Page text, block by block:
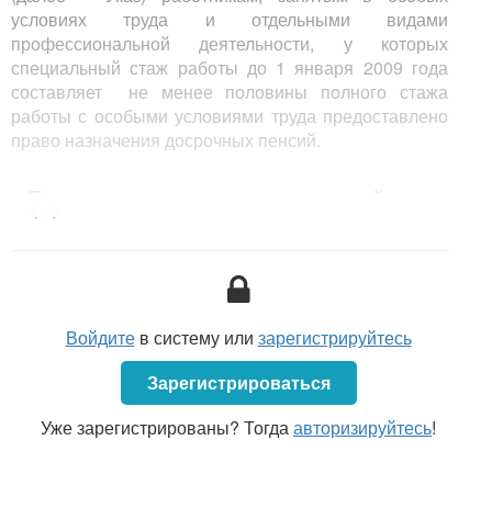
условиях труда и отдельными видами
профессиональной деятельности, у которых
специальный стаж работы до 1 января 2009 года
составляет не менее половины полного стажа
работы с особыми условиями труда предоставлено
право назначения досрочных пенсий.
в соответствии с
быть реализовано независимо от
продолжительности профессионального стажа,
ЗакономРеспублики Беларусь «О
профессиональном пенсионном страховании», и
наличия права на досрочную профессиональную
Войдитев систему или зарегистрируйтесь
Зарегистрироваться
Уже зарегистрированы? Тогдаавторизируйтесь!